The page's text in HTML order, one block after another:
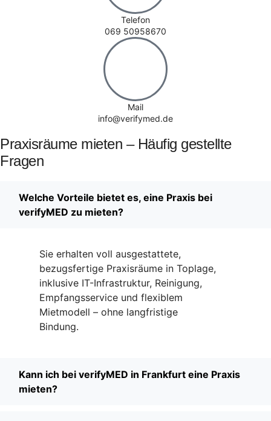
Telefon
069 50958670
Mail
info@verifymed.de
Praxisräume mieten – Häufig gestellte
Fragen
Welche Vorteile bietet es, eine Praxis bei
verifyMED zu mieten?
Sie erhalten voll ausgestattete,
bezugsfertige Praxisräume in Toplage,
inklusive IT-Infrastruktur, Reinigung,
Empfangsservice und flexiblem
Mietmodell – ohne langfristige
Bindung.
Kann ich bei verifyMED in Frankfurt eine Praxis
mieten?